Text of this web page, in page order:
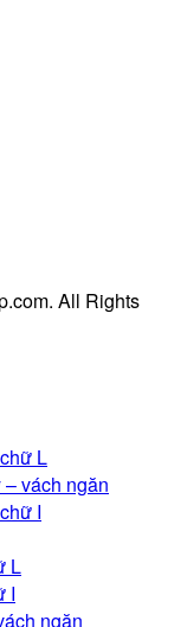
All Rights
L
vách ngăn
I
L
I
ngăn